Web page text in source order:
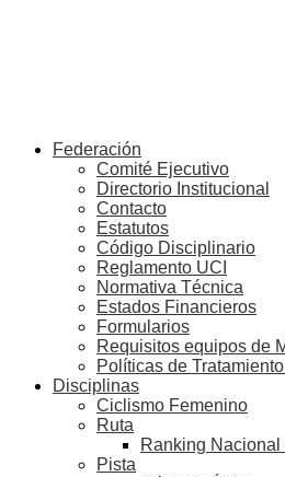
Federación
Comité Ejecutivo
Directorio Institucional
Contacto
Estatutos
Código Disciplinario
Reglamento UCI
Normativa Técnica
Estados Financieros
Formularios
Requisitos equipos de
Políticas de
Disciplinas
Ciclismo Femenino
Ruta
Ranking Nacional
Pista